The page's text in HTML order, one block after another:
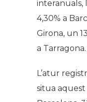
interanuals,
4,30% a
Girona, un
a Tarragona.
L’atur
situa aquest